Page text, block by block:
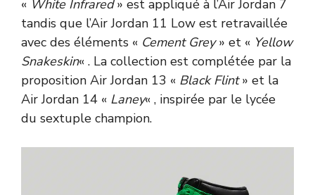
« White Infrared» est appliqué à l’Air Jordan 7
tandis que l’Air Jordan 11 Low est retravaillée
avec des éléments « Cement Grey» et « Yellow
Snakeskin« . La collection est complétée par la
proposition Air Jordan 13 « Black Flint» et la
Air Jordan 14 « Laney« , inspirée par le lycée
du sextuple champion.